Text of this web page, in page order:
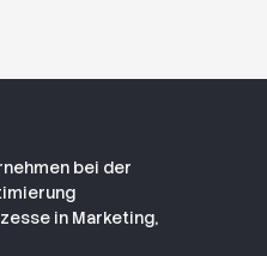
bei der
in Marketing,